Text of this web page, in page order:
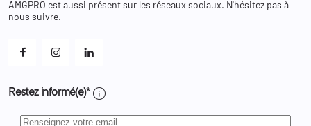
Et les cookies ?
AMGPRO est aussi présent sur les réseaux sociaux. N'hésitez pas à
nous suivre.
Restez informé(e)* info